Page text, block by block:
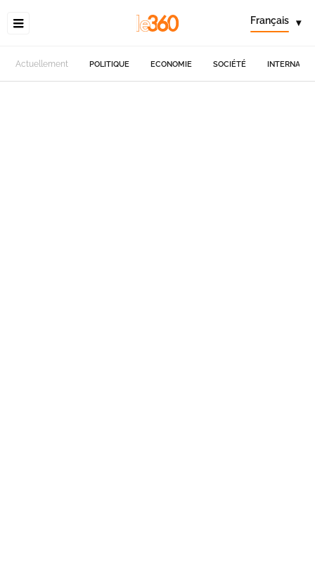
Français ▾
Actuellement POLITIQUE ECONOMIE SOCIÉTÉ